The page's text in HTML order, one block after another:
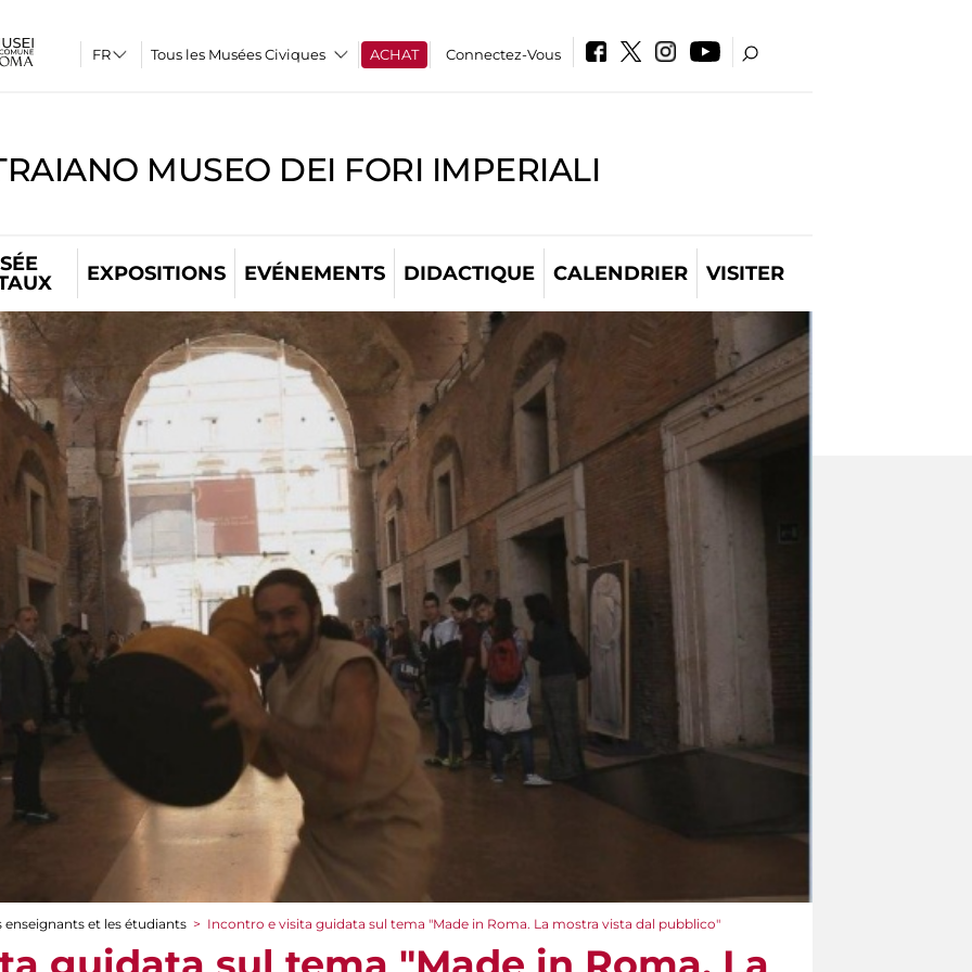
Tous les Musées Civiques ACHAT Connectez-Vous
MUSEO DEI FORI IMPERIALI
EXPOSITIONS EVÉNEMENTS DIDACTIQUE CALENDRIER VISITER
enseignants et les étudiants > Incontro e visita guidata sul tema "Made in Roma. La mostra vista dal pubblico"